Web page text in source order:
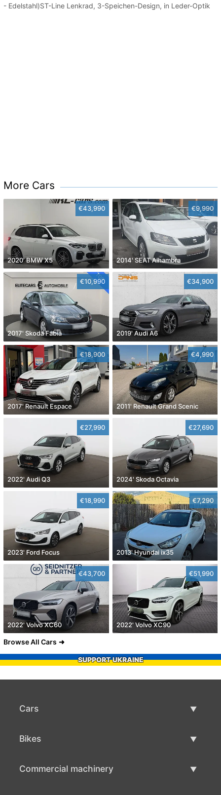
- Edelstahl)ST-Line Lenkrad, 3-Speichen-Design, in Leder-Optik
More Cars
€43,990
2020' BMW X5
€9,990
2014' SEAT Alhambra
€10,990
2017' Skoda Fabia
€34,900
2019' Audi A6
€18,900
2017' Renault Espace
€4,990
2011' Renault Grand Scenic
€27,990
2022' Audi Q3
€27,690
2024' Skoda Octavia
€18,990
2023' Ford Focus
€7,290
2013' Hyundai ix35
€43,700
2022' Volvo XC60
€51,990
2022' Volvo XC90
Browse All Cars
SUPPORT UKRAINE
Cars
Bikes
Commercial machinery